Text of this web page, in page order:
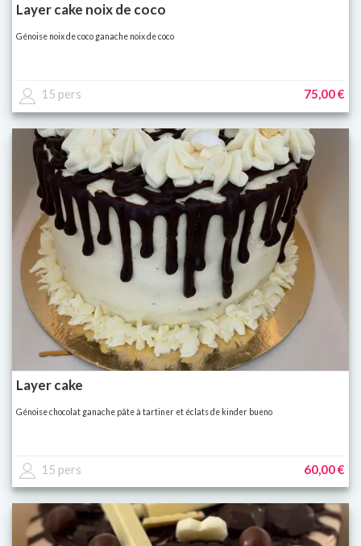
Layer cake noix de coco
Génoise noix de coco ganache noix de coco
15 pers 75,00 €
Layer cake
Génoise chocolat ganache pâte à tartiner et éclats de kinder bueno
15 pers 60,00 €